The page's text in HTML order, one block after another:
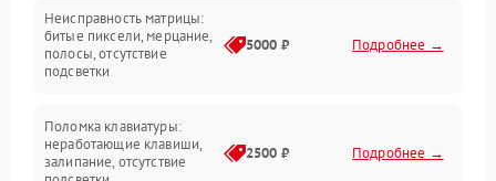
Программные ошибки
Электрические и системные сбои
Интерфейсные проблемы
Неисправность матрицы:
битые пиксели, мерцание,
полосы, отсутствие
подсветки
5000 ₽ Подробнее →
Поломка клавиатуры:
неработающие клавиши,
залипание, отсутствие
2500 ₽ Подробнее →